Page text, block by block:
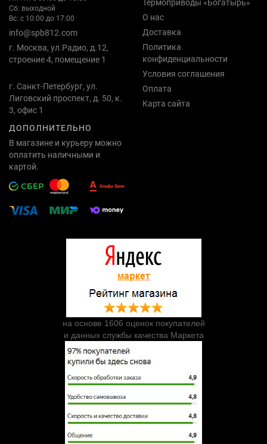
Сб: выходной
Вс: с 10:00 до 17:00
info@spb812.com
г. Москва, ул.Радио, д.12,
строение 4, помещение 1
г. Санкт-Петербург, ул.
Лиговский проспект, д. 50, к.
3, офис 1
Термоприводы «Богатырь»
О нас
Доставка
Политика
конфиденциальности
Условия соглашения
Оплата
Карта сайта
ДОПОЛНИТЕЛЬНО
В магазине и курьеру можно
оплатить наличными и
картой.
на основе 1606 оценок покупателей
и данных службы качества Маркета